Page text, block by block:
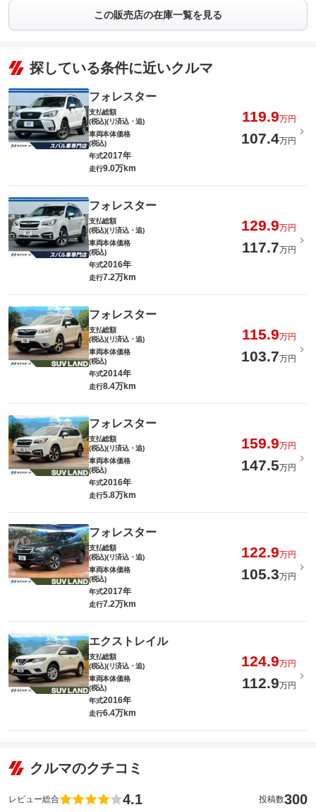
この販売店の在庫一覧を見る
探している条件に近いクルマ
フォレスター
支払総額
(税込)(リ済込・追)
119.9万円
車両本体価格
(税込)
107.4万円
年式2017年
走行9.0万km
フォレスター
支払総額
(税込)(リ済込・追)
129.9万円
車両本体価格
(税込)
117.7万円
年式2016年
走行7.2万km
フォレスター
支払総額
(税込)(リ済込・追)
115.9万円
車両本体価格
(税込)
103.7万円
年式2014年
走行8.4万km
フォレスター
支払総額
(税込)(リ済込・追)
159.9万円
車両本体価格
(税込)
147.5万円
年式2016年
走行5.8万km
フォレスター
支払総額
(税込)(リ済込・追)
122.9万円
車両本体価格
(税込)
105.3万円
年式2017年
走行7.2万km
エクストレイル
支払総額
(税込)(リ済込・追)
124.9万円
車両本体価格
(税込)
112.9万円
年式2016年
走行6.4万km
クルマのクチコミ
レビュー総合 4.1 投稿数300